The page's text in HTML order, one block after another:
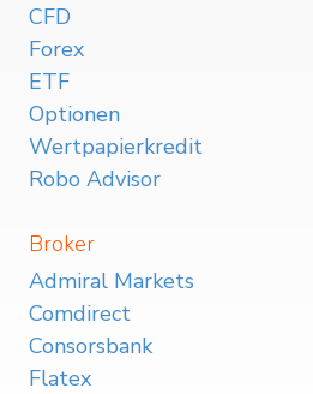
CFD
Forex
ETF
Optionen
Wertpapierkredit
Robo Advisor
Broker
Admiral Markets
Comdirect
Consorsbank
Flatex